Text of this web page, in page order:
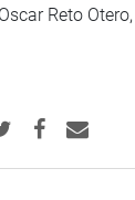
Reto